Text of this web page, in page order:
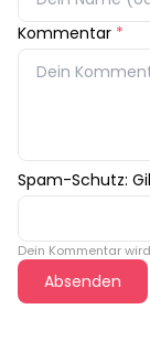
Kommentar *
Spam-Schutz:
Dein Kommentar
Absenden